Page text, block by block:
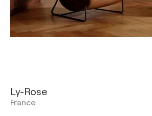
Ly-Rose
France